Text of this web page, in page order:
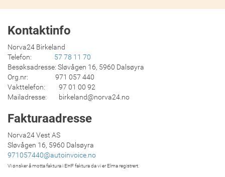
Kontaktinfo
Norva24 Birkeland
Telefon: 57 78 11 70
Besøksadresse: Sløvågen 16, 5960 Dalsøyra
Org.nr: 971 057 440
Vakttelefon: 97 01 00 92
Mailadresse: birkeland@norva24.no
Fakturaadresse
Norva24 Vest AS
Sløvågen 16, 5960 Dalsøyra
971057440@autoinvoice.no
Vi ønsker å motta faktura i EHF faktura da vi er Elma registrert.